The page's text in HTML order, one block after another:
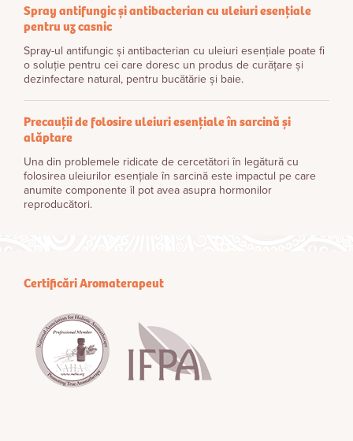
Spray antifungic și antibacterian cu uleiuri esențiale
pentru uz casnic
Spray-ul antifungic și antibacterian cu uleiuri esențiale poate fi
o soluție pentru cei care doresc un produs de curățare și
dezinfectare natural, pentru bucătărie și baie.
Precauții de folosire uleiuri esențiale în sarcină și
alăptare
Una din problemele ridicate de cercetători în legătură cu
folosirea uleiurilor esenţiale în sarcină este impactul pe care
anumite componente îl pot avea asupra hormonilor
reproducători.
Certificări Aromaterapeut